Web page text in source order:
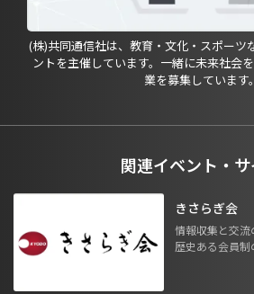
(株)共同通信社は、教育・文化・スポーツ
ントを主催しています。一緒に未来社会
業を募集しています。
関連イベント・サ
きさらぎ会
情報収集と交流
歴史ある会員